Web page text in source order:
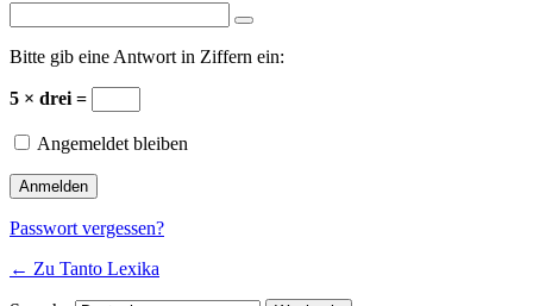
Bitte gib eine Antwort in Ziffern ein:
5 × drei =
Angemeldet bleiben
Passwort vergessen?
← Zu Tanto Lexika